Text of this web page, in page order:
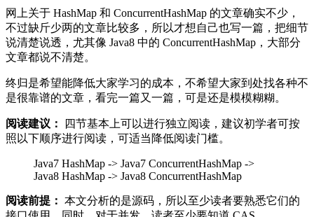
网上关于 HashMap 和 ConcurrentHashMap 的文章确实不少，
不过缺斤少两的文章比较多，所以才想自己也写一篇，把细节
说清楚说透，尤其像 Java8 中的 ConcurrentHashMap，大部分
文章都说不清楚。
终归是希望能降低大家学习的成本，不希望大家到处找各种不
是很靠谱的文章，看完一篇又一篇，可是还是模模糊糊。
阅读建议：
四节基本上可以进行独立阅读，建议初学者可按
照以下顺序进行阅读，可适当降低阅读门槛。
Java7 HashMap -> Java7 ConcurrentHashMap ->
Java8 HashMap -> Java8 ConcurrentHashMap
阅读前提： 本文分析的是源码，所以至少读者要熟悉它们的